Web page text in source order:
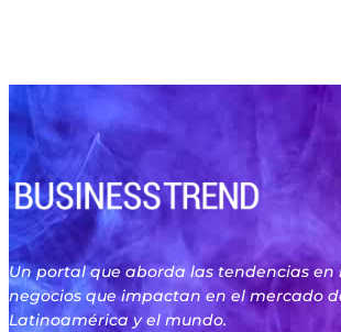
Un portal que aborda las tendencias en
negocios que impactan en el mercado
Latinoamérica y el mundo.